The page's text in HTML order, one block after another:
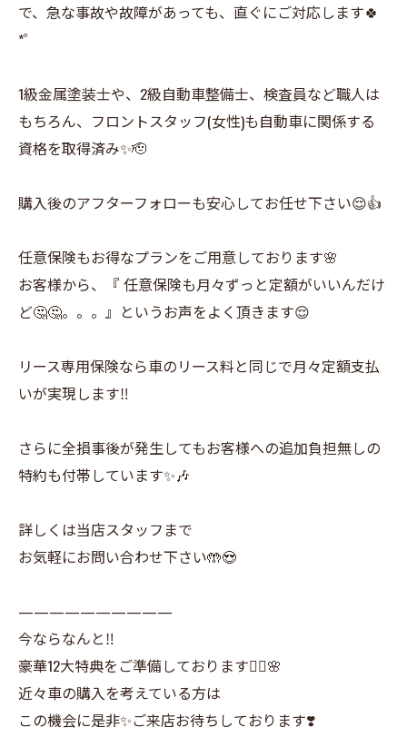
で、急な事故や故障があっても、直ぐにご対応します🍀
*゜
1級金属塗装士や、2級自動車整備士、検査員など職人は
もちろん、フロントスタッフ(女性)も自動車に関係する
資格を取得済み✨🫡
購入後のアフターフォローも安心してお任せ下さい😌👍
任意保険もお得なプランをご用意しております🌸
お客様から、『 任意保険も月々ずっと定額がいいんだけ
ど🤔🤔。。。』というお声をよく頂きます😌
リース専用保険なら車のリース料と同じで月々定額支払
いが実現します‼️
さらに全損事後が発生してもお客様への追加負担無しの
特約も付帯しています✨🎶
詳しくは当店スタッフまで
お気軽にお問い合わせ下さい🤲😍
——————————
今ならなんと‼️
豪華12大特典をご準備しております🙇‍♀️🌸
近々車の購入を考えている方は
この機会に是非✨ご来店お待ちしております❣️